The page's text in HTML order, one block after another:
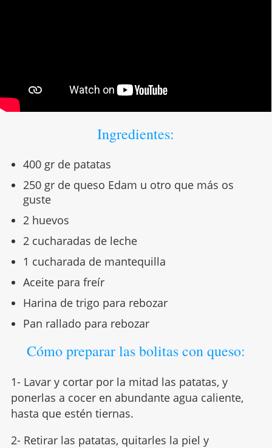
Ingredientes:
400 gr de patatas
250 gr de queso Edam u otro que más os
guste
2 huevos
2 cucharadas de leche
1 cucharada de mantequilla
Aceite para freír
Harina de trigo para rebozar
Pan rallado para rebozar
Cómo preparar las bolitas con queso:
1- Lavar y cortar por la mitad las patatas, y
ponerlas a cocer en abundante agua caliente,
hasta que estén tiernas.
2- Retirar las patatas, quitarles la piel y